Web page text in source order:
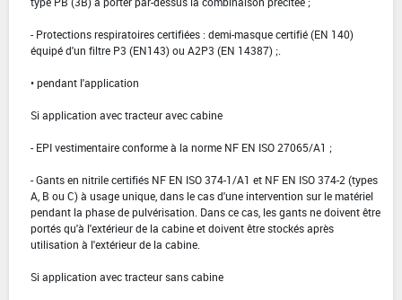
- Protections respiratoires certifiées : demi-masque certifié (EN 140)
équipé d'un filtre P3 (EN143) ou A2P3 (EN 14387) ;.
• pendant l'application
Si application avec tracteur avec cabine
- EPI vestimentaire conforme à la norme NF EN ISO 27065/A1 ;
- Gants en nitrile certifiés NF EN ISO 374-1/A1 et NF EN ISO 374-2 (types
A, B ou C) à usage unique, dans le cas d'une intervention sur le matériel
pendant la phase de pulvérisation. Dans ce cas, les gants ne doivent être
portés qu'à l'extérieur de la cabine et doivent être stockés après
utilisation à l'extérieur de la cabine.
Si application avec tracteur sans cabine